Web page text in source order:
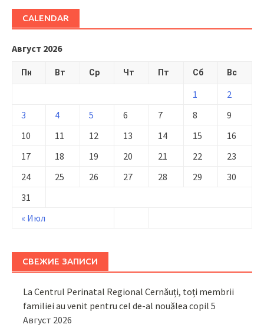
CALENDAR
Август 2026
Пн Вт Ср Чт Пт Сб Вс
« Июл
1
2
3
4 5 6 7 8
9
10
11 12 13 14 15
16
17
18 19 20 21 22
23
24
25 26 27 28 29
30
31
СВЕЖИЕ ЗАПИСИ
La Centrul Perinatal Regional Cernăuți, toți membrii
familiei au venit pentru cel de-al nouălea copil 5
Август 2026